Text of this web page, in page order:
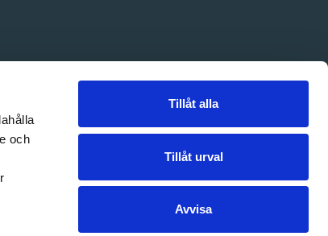
och
Tillåt alla
Tillåt urval
Avvisa